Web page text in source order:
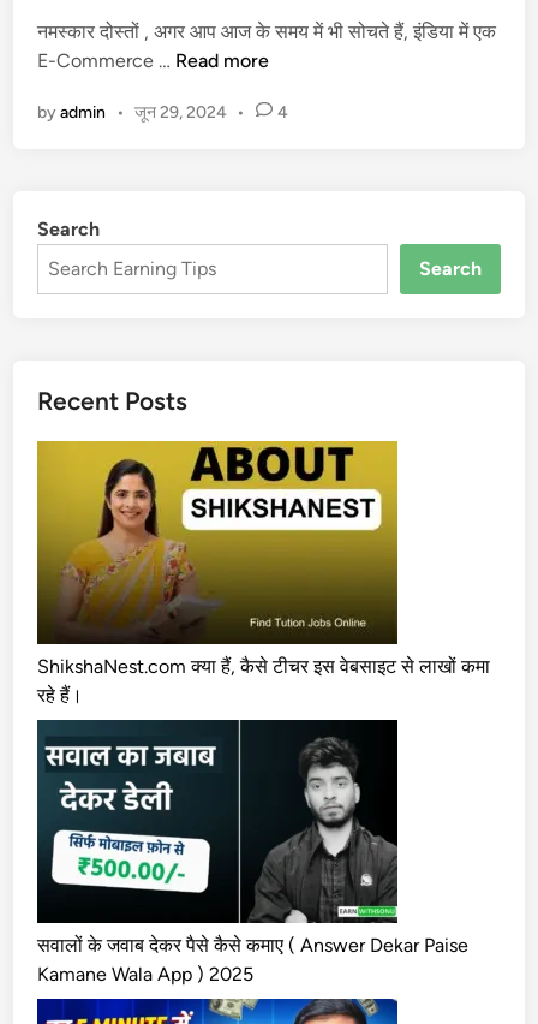
d
i
नमस्कार दोस्तों , अगर आप आज के समय में भी सोचते हैं, इंडिया में एक
E-Commerce … D
o
p
p
से
कै
से
क
मा
ए
0
4
(
म
ही
ने
5
0
K
त
Read more
byadmin • जून 29, 2024 • 4
Search
Search
Recent Posts
ShikshaNest.com क्या हैं, कैसे टीचर इस वेबसाइट से लाखों कमा
रहे हैं।
सवालों के जवाब देकर पैसे कैसे कमाए ( Answer Dekar Paise
Kamane Wala App ) 2025